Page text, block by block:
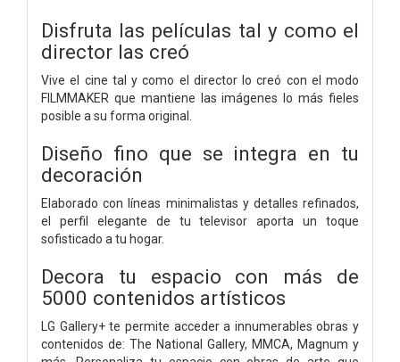
Disfruta las películas tal y como el
director las creó
Vive el cine tal y como el director lo creó con el modo
FILMMAKER que mantiene las imágenes lo más fieles
posible a su forma original.
Diseño fino que se integra en tu
decoración
Elaborado con líneas minimalistas y detalles refinados,
el perfil elegante de tu televisor aporta un toque
sofisticado a tu hogar.
Decora tu espacio con más de
5000 contenidos artísticos
LG Gallery+ te permite acceder a innumerables obras y
contenidos de: The National Gallery, MMCA, Magnum y